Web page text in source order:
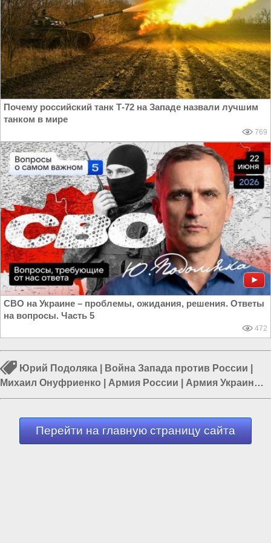
Почему российский танк Т-72 на Западе назвали лучшим
танком в мире
769
СВО на Украине – проблемы, ожидания, решения. Ответы
на вопросы. Часть 5
472
Юрий Подоляка Война Запада против России
Михаил Онуфриенко
Армия России Армия Украины|
Война в Новороссии|Курская область
Перейти на главную страницу сайта